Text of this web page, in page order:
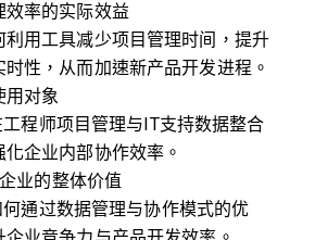
效率的实际效益
利用工具减少项目管理时间，提升
性，从而加速新产品开发进程。
用对象
程师项目管理与IT支持数据整合
企业内部协作效率。
业的整体价值
通过数据管理与协作模式的优